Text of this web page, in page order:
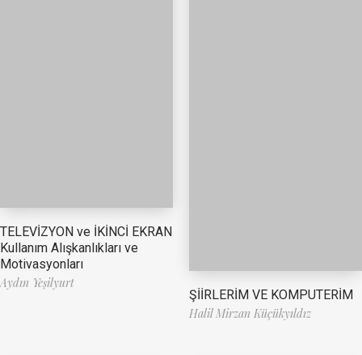
TELEVİZYON ve İKİNCİ EKRAN
Kullanım Alışkanlıkları ve
Motivasyonları
Aydın Yeşilyurt
ŞİİRLERİM VE KOMPUTERİM
Halil Mirzan Küçükyıldız